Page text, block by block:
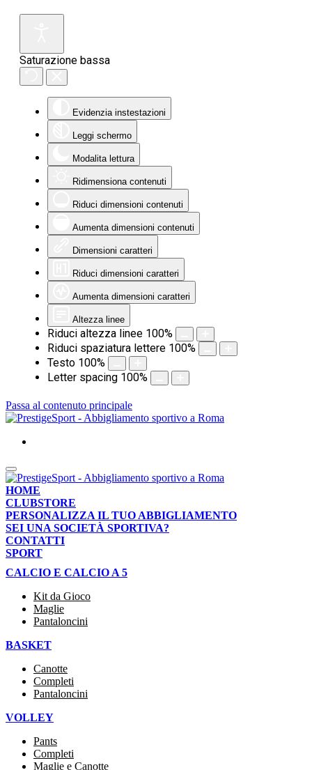
Saturazione bassa
Evidenzia instestazioni
Leggi schermo
Modalita lettura
Ridimensiona contenuti
Riduci dimensioni contenuti
Aumenta dimensioni contenuti
Dimensioni caratteri
Riduci dimensioni caratteri
Aumenta dimensioni caratteri
Altezza linee
Riduci altezza linee 100%
Riduci spaziatura lettere 100%
Testo 100%
Letter spacing 100%
Passa al contenuto principale
HOME
CLUBSTORE
PERSONALIZZA IL TUO ABBIGLIAMENTO
SEI UNA SOCIETÀ SPORTIVA?
CONTATTI
SPORT
CALCIO E CALCIO A 5
Kit da Gioco
Maglie
Pantaloncini
BASKET
Canotte
Completi
Pantaloncini
VOLLEY
Pants
Completi
Maglie e Canotte